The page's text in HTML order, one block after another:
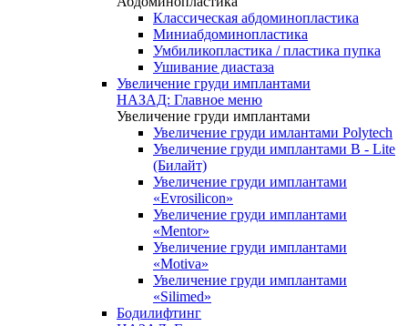
Классическая абдоминопластика
Миниабдоминопластика
Умбиликопластика / пластика пупка
Ушивание диастаза
Увеличение груди имплантами
НАЗАД: Главное меню
Увеличение груди имплантами
Увеличение груди имлантами Polytech
Увеличение груди имплантами B - Lite
(Билайт)
Увеличение груди имплантами
«Evrosilicon»
Увеличение груди имплантами
«Mentor»
Увеличение груди имплантами
«Motiva»
Увеличение груди имплантами
«Silimed»
Бодилифтинг